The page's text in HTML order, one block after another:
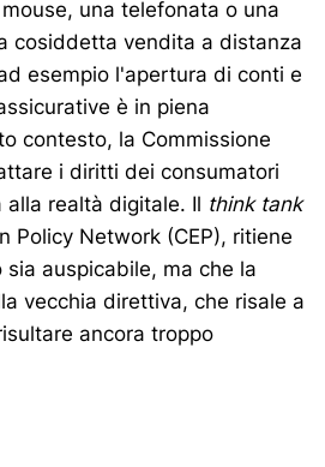
una telefonata o una
cosiddetta vendita a distanza
esempio l'apertura di conti e
è in piena
contesto, la Commissione
i diritti dei consumatori
realtà digitale. Il think tank
Policy Network (CEP), ritiene
auspicabile, ma che la
vecchia direttiva, che risale a
ancora troppo